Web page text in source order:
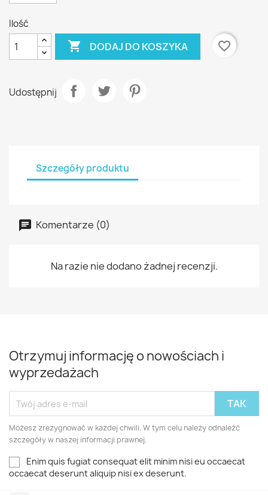
Ilość
 DODAJ DO KOSZYKA favorite_border
Udostępnij
Szczegóły produktu
Komentarze (0)
Na razie nie dodano żadnej recenzji.
Otrzymuj informację o nowościach i
wyprzedażach
Możesz zrezygnować w każdej chwili. W tym celu należy odnaleźć
szczegóły w naszej informacji prawnej.
Enim quis fugiat consequat elit minim nisi eu occaecat
occaecat deserunt aliquip nisi ex deserunt.